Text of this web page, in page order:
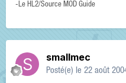
-Le HL2/Source MOD Guide
smallmec
Posté(e) le 22 août